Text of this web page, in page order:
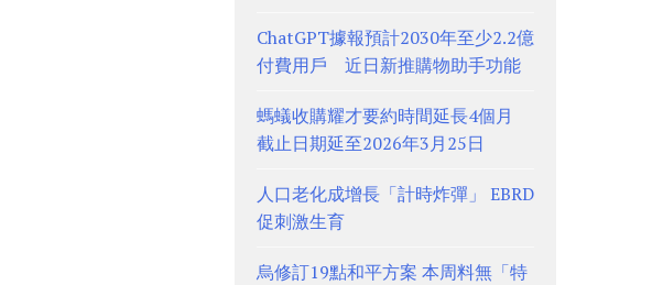
ChatGPT據報預計2030年至少2.2億
付費用戶 近日新推購物助手功能
螞蟻收購耀才要約時間延長4個月
截止日期延至2026年3月25日
人口老化成增長「計時炸彈」 EBRD
促刺激生育
烏修訂19點和平方案 本周料無「特